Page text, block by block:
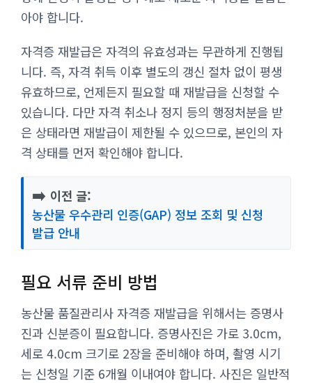
아야 합니다.
자격증 재발급은 자격의 유효성과는 무관하게 진행됩
니다. 즉, 자격 취득 이후 별도의 갱신 절차 없이 평생
유효하므로, 언제든지 필요할 때 재발급을 신청할 수
있습니다. 다만 자격 취소나 정지 등의 행정처분을 받
은 상태라면 재발급이 제한될 수 있으므로, 본인의 자
격 상태를 먼저 확인해야 합니다.
➡️ 이전 글:
농산물 우수관리 인증(GAP) 정보 조회 및 신청
발급 안내
필요 서류 준비 방법
농산물 품질관리사 자격증 재발급을 위해서는 증명사
진과 신분증이 필요합니다. 증명사진은 가로 3.0cm,
세로 4.0cm 크기로 2장을 준비해야 하며, 촬영 시기
는 신청일 기준 6개월 이내여야 합니다. 사진은 일반적